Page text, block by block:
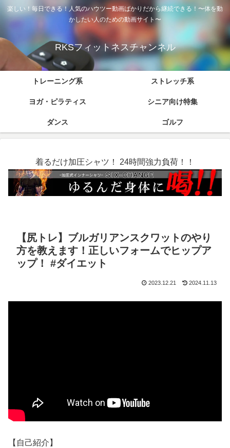
楽しい！毎日できる！人気のハウツー動画ばかりだから継続できる！〜体を動
かしたい人のための動画サイト〜
RKSフィットネスチャンネル
トレーニング系 ストレッチ系
ヨガ・ピラティス シニア向け特集
ダンス ゴルフ
着るだけ加圧シャツ！ 24時間強力負荷！！
【尻トレ】ブルガリアンスクワットのやり
方を教えます！正しいフォームでヒップア
ップ！ #ダイエット
2023.12.21 2024.11.13
【自己紹介】